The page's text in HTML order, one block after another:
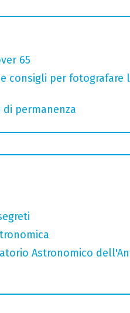
65
consigli per fotografare
permanenza
Astronomico